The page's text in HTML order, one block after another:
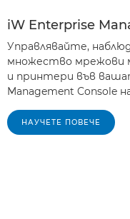
iW Enterprise
Управлявайте,
множество мрежови
и принтери във
Management Console
НАУЧЕТЕ ПОВЕЧЕ